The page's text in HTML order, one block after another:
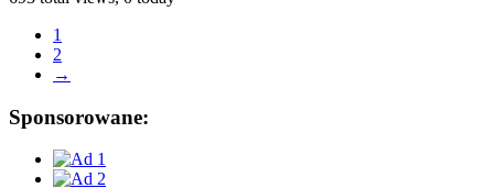
1
2
→
Sponsorowane: